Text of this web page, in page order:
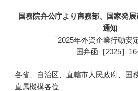
国務院弁公庁より商務部、国家発
通知
「2025年外資企業行動安
国弁函［2025］
各省、自治区、直轄市人民政府、国
直属機構各位